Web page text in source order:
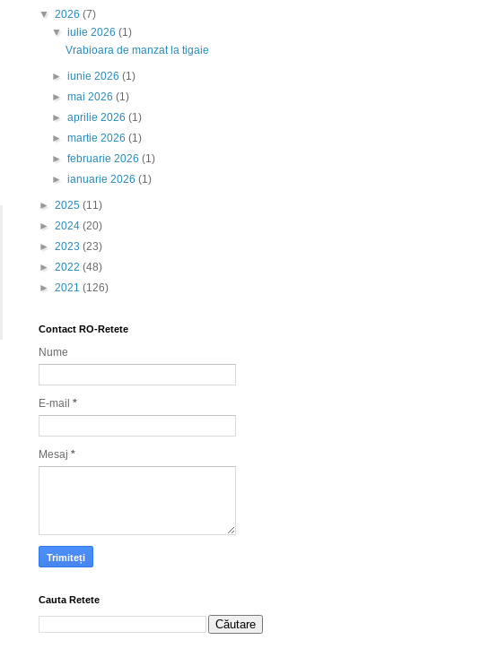
▼ 2026 (7)
▼iulie 2026(1)
Vrabioara de manzat la tigaie
►iunie 2026(1)
►mai 2026(1)
►aprilie 2026(1)
►martie 2026(1)
►februarie 2026(1)
►ianuarie 2026(1)
► 2025 (11)
► 2024 (20)
► 2023 (23)
► 2022 (48)
► 2021 (126)
Contact RO-Retete
Nume
E-mail *
Mesaj *
Cauta Retete